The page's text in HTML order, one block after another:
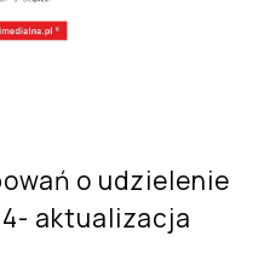
o udzielenie
aktualizacja